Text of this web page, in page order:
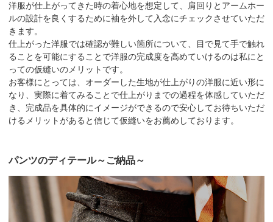
洋服が仕上がってきた時の着心地を想定して、肩回りとアームホー
ルの設計を良くするために袖を外して入念にチェックさせていただ
きます。
仕上がった洋服では確認が難しい箇所について、目で見て手で触れ
ることを可能にすることで洋服の完成度を高めていけるのは私にと
っての仮縫いのメリットです。
お客様にとっては、オーダーした生地が仕上がりの洋服に近い形に
なり、実際に着てみることで仕上がりまでの過程を体感していただ
き、完成品を具体的にイメージができるので安心してお待ちいただ
けるメリットがあると信じて仮縫いをお薦めしております。
パンツのディテール～ご納品～